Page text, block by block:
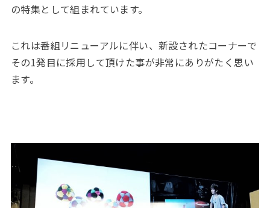
の特集として組まれています。
これは番組リニューアルに伴い、新設されたコーナーで
その1発目に採用して頂けた事が非常にありがたく思い
ます。